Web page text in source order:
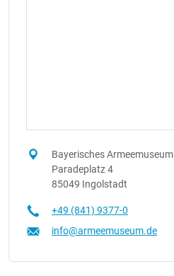
Bayerisches Armeemuseum
Paradeplatz 4
85049 Ingolstadt
+49 (841) 9377-0
info@armeemuseum.de